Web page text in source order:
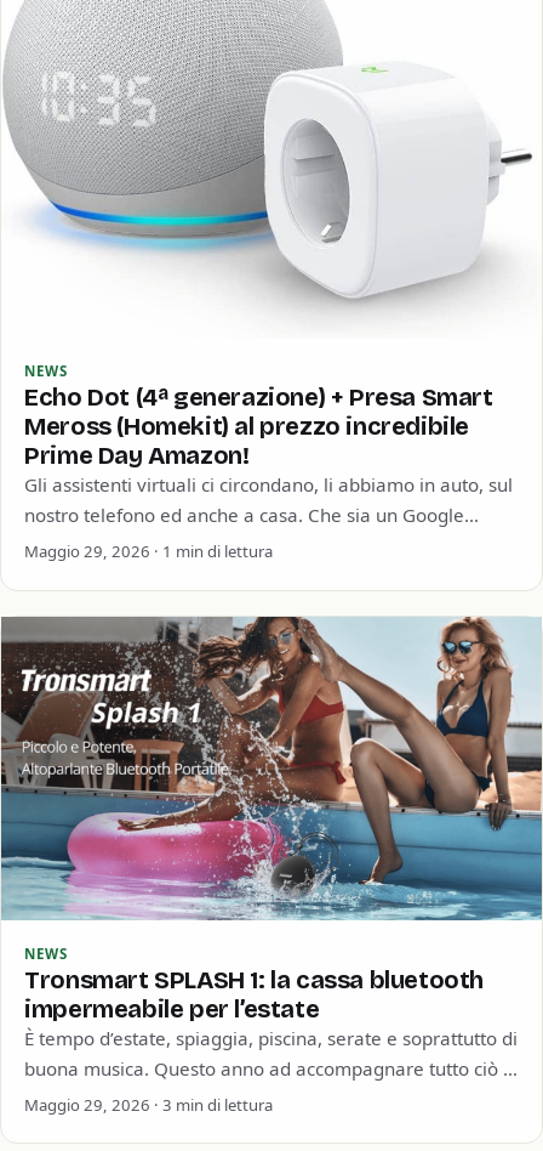
NEWS
Echo Dot (4ª generazione) + Presa Smart
Meross (Homekit) al prezzo incredibile
Prime Day Amazon!
Gli assistenti virtuali ci circondano, li abbiamo in auto, sul
nostro telefono ed anche a casa. Che sia un Google
Home, un…
Maggio 29, 2026 · 1 min di lettura
NEWS
Tronsmart SPLASH 1: la cassa bluetooth
impermeabile per l’estate
È tempo d’estate, spiaggia, piscina, serate e soprattutto di
buona musica. Questo anno ad accompagnare tutto ciò ci
pensa Tronsmart con la…
Maggio 29, 2026 · 3 min di lettura